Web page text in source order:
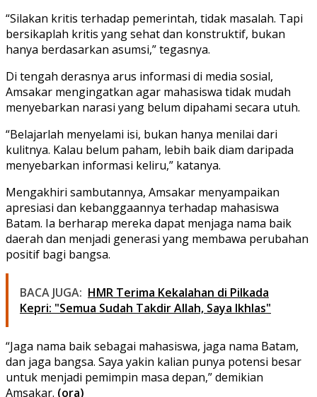
“Silakan kritis terhadap pemerintah, tidak masalah. Tapi
bersikaplah kritis yang sehat dan konstruktif, bukan
hanya berdasarkan asumsi,” tegasnya.
Di tengah derasnya arus informasi di media sosial,
Amsakar mengingatkan agar mahasiswa tidak mudah
menyebarkan narasi yang belum dipahami secara utuh.
“Belajarlah menyelami isi, bukan hanya menilai dari
kulitnya. Kalau belum paham, lebih baik diam daripada
menyebarkan informasi keliru,” katanya.
Mengakhiri sambutannya, Amsakar menyampaikan
apresiasi dan kebanggaannya terhadap mahasiswa
Batam. Ia berharap mereka dapat menjaga nama baik
daerah dan menjadi generasi yang membawa perubahan
positif bagi bangsa.
BACA JUGA: HMR Terima Kekalahan di Pilkada
Kepri: "Semua Sudah Takdir Allah, Saya Ikhlas"
“Jaga nama baik sebagai mahasiswa, jaga nama Batam,
dan jaga bangsa. Saya yakin kalian punya potensi besar
untuk menjadi pemimpin masa depan,” demikian
Amsakar. (ora)